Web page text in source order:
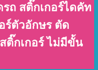
ถ สติ๊กเกอร์ไดคัท
ร์ตัวอักษร ตัด
ติ๊กเกอร์ ไม่มีขั้น